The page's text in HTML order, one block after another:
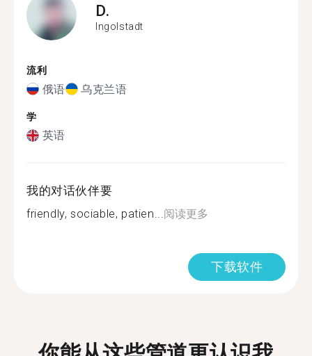
D.
Ingolstadt
流利
俄语 乌克兰语
学
英语
我的对话伙伴要
friendly, sociable, patien...阅读更多
下载软件